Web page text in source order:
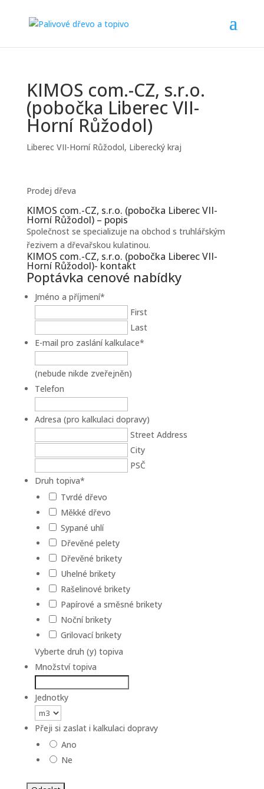
KIMOS com.-CZ, s.r.o.
(pobočka Liberec VII-
Horní Růžodol)
Liberec VII-Horní Růžodol, Liberecký kraj
Prodej dřeva
KIMOS com.-CZ, s.r.o. (pobočka Liberec VII-
Horní Růžodol) – popis
Společnost se specializuje na obchod s truhlářským
řezivem a dřevařskou kulatinou.
KIMOS com.-CZ, s.r.o. (pobočka Liberec VII-
Horní Růžodol)- kontakt
Poptávka cenové nabídky
Jméno a příjmení*
First
Last
E-mail pro zaslání kalkulace*
(nebude nikde zveřejněn)
Telefon
Adresa (pro kalkulaci dopravy)
Street Address
City
PSČ
Druh topiva*
Tvrdé dřevo
Měkké dřevo
Sypané uhlí
Dřevěné pelety
Dřevěné brikety
Uhelné brikety
Rašelinové brikety
Papírové a směsné brikety
Noční brikety
Grilovací brikety
Vyberte druh (y) topiva
Množství topiva
Jednotky
Přeji si zaslat i kalkulaci dopravy
Ano
Ne